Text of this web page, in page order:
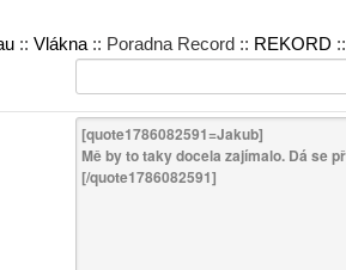
:: Vlákna :: Poradna Record :: REKORD